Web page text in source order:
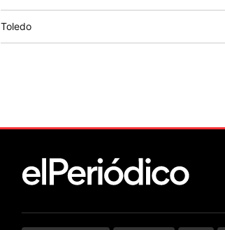
Toledo